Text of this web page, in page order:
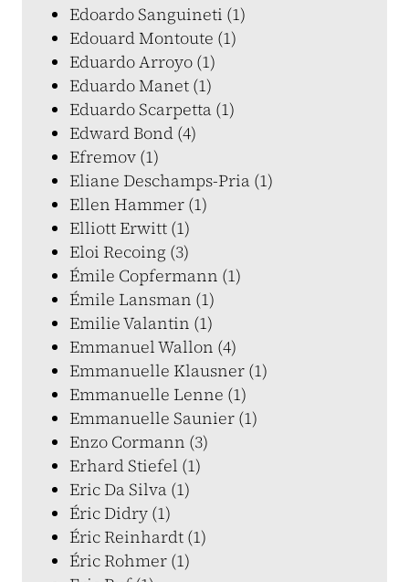
Edoardo Sanguineti (1)
Edouard Montoute (1)
Eduardo Arroyo (1)
Eduardo Manet (1)
Eduardo Scarpetta (1)
Edward Bond (4)
Efremov (1)
Eliane Deschamps-Pria (1)
Ellen Hammer (1)
Elliott Erwitt (1)
Eloi Recoing (3)
Émile Copfermann (1)
Émile Lansman (1)
Emilie Valantin (1)
Emmanuel Wallon (4)
Emmanuelle Klausner (1)
Emmanuelle Lenne (1)
Emmanuelle Saunier (1)
Enzo Cormann (3)
Erhard Stiefel (1)
Eric Da Silva (1)
Éric Didry (1)
Éric Reinhardt (1)
Éric Rohmer (1)